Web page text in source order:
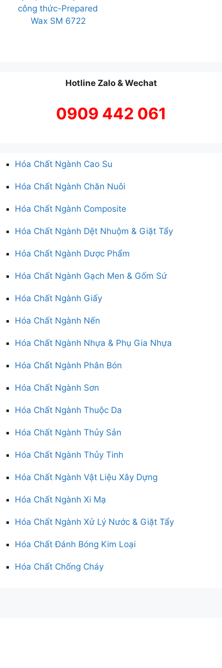
công thức-Prepared
Wax SM 6722
Hotline Zalo & Wechat
0909 442 061
Hóa Chất Ngành Cao Su
Hóa Chất Ngành Chăn Nuôi
Hóa Chất Ngành Composite
Hóa Chất Ngành Dệt Nhuộm & Giặt Tẩy
Hóa Chất Ngành Dược Phẩm
Hóa Chất Ngành Gạch Men & Gốm Sứ
Hóa Chất Ngành Giấy
Hóa Chất Ngành Nến
Hóa Chất Ngành Nhựa & Phụ Gia Nhựa
Hóa Chất Ngành Phân Bón
Hóa Chất Ngành Sơn
Hóa Chất Ngành Thuộc Da
Hóa Chất Ngành Thủy Sản
Hóa Chất Ngành Thủy Tinh
Hóa Chất Ngành Vật Liệu Xây Dựng
Hóa Chất Ngành Xi Mạ
Hóa Chất Ngành Xử Lý Nước & Giặt Tẩy
Hóa Chất Đánh Bóng Kim Loại
Hóa Chất Chống Cháy